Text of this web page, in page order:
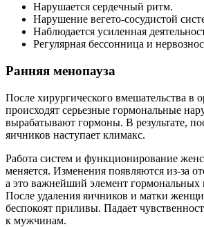
Нарушается сердечный ритм.
Нарушение вегето-сосудистой
Наблюдается усиленная
Регулярная бессонница и
Ранняя менопауза
После хирургического вмешательства
происходят серьезные гормональные
вырабатывают гормоны. В результате,
яичников наступает климакс.
Работа систем и функционирование
меняется. Изменения появляются из-за
а это важнейший элемент
После удаления яичников и матки
беспокоят приливы. Падает
к мужчинам.